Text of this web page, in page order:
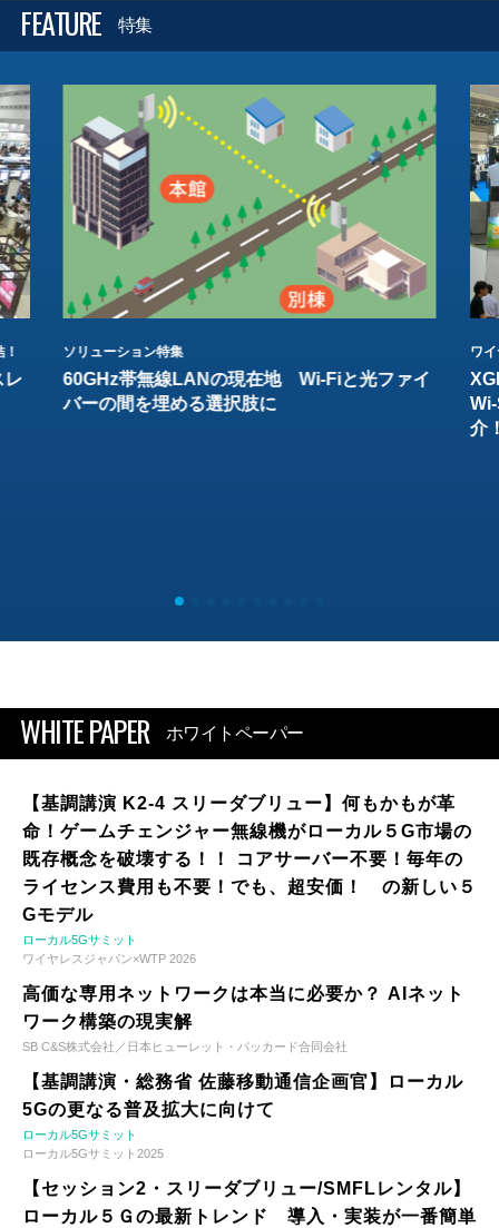
FEATURE 特集
レ
ソリューション特集
60GHz帯無線LANの現在地 Wi-Fiと光ファイ
バーの間を埋める選択肢に
ワ
介
WHITE PAPER ホワイトペーパー
【基調講演 K2-4 スリーダブリュー】何もかもが革
命！ゲームチェンジャー無線機がローカル５G市場の
既存概念を破壊する！！ コアサーバー不要！毎年の
ライセンス費用も不要！でも、超安価！ の新しい５
Gモデル
ローカル5Gサミット
ワイヤレスジャパン×WTP 2026
高価な専用ネットワークは本当に必要か？ AIネット
ワーク構築の現実解
SB C&S株式会社／日本ヒューレット・パッカード合同会社
【基調講演・総務省 佐藤移動通信企画官】ローカル
5Gの更なる普及拡大に向けて
ローカル5Gサミット
ローカル5Gサミット2025
【セッション2・スリーダブリュー/SMFLレンタル】
ローカル５Ｇの最新トレンド 導入・実装が一番簡単